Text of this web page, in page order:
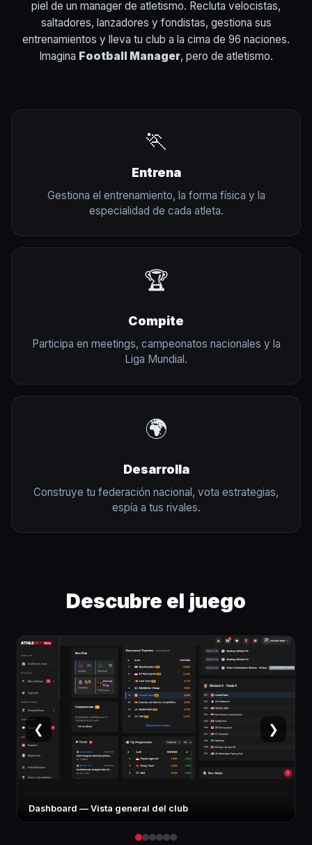
piel de un manager de atletismo. Recluta velocistas,
saltadores, lanzadores y fondistas, gestiona sus
entrenamientos y lleva tu club a la cima de 96 naciones.
Imagina Football Manager, pero de atletismo.
🏃
Entrena
Gestiona el entrenamiento, la forma física y la
especialidad de cada atleta.
🏆
Compite
Participa en meetings, campeonatos nacionales y la
Liga Mundial.
🌍
Desarrolla
Construye tu federación nacional, vota estrategias,
espía a tus rivales.
Descubre el juego
❮
Ficha atleta — Stats y especialidad
❯